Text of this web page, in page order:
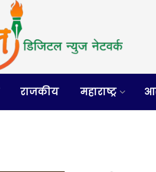
राजकीय महाराष्ट्र